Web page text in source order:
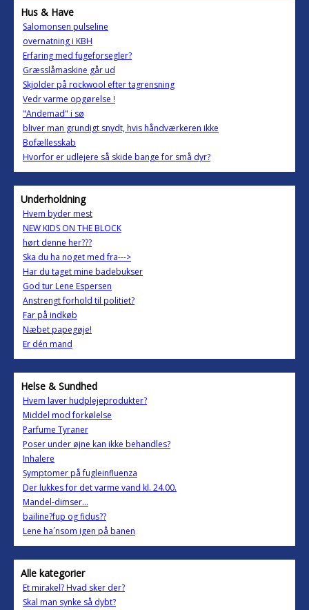
Hus & Have
Salomonsen pulseline
overnatning i KBH
Erfaring med fugeforsegler?
Græsslåmaskine går ud
Skjolder på rockwool efter tagrensning
Vedr varme opgørelse !
"Andemad" i sø
bliver man grundigt snydt, hvis håndværkeren ikke
Bofællesskab
Hvorfor er udlejere så skide bange for små dyr?
Underholdning
Hvem byder mest
NEW KIDS ON THE BLOCK
hørt denne her???
Ska du ha noget med fra--->
Har du taget mine badebukser
God tur Lene Espersen
Anstrengt forhold til politiet?
Far på indkøb
Næbet papegøje!
Er dén mand
Helse & Sundhed
Hvem laver hudplejeprodukter?
Middel mod forkølelse
Parfume Tyraner
Poser under øjne kan ikke behandles?
Inhalere
Symptomer på fugleinfluenza
Der lukkes for det varme vand kl. 24.00.
Mandel-dimser...
bailine?fup og fidus??
Lene ha´nsom igen på banen
Alle kategorier
Et mirakel? Hvad sker der?
Skal man synke så dybt?